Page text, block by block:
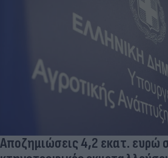
Αποζημιώσεις 4,2 εκατ. ευρώ